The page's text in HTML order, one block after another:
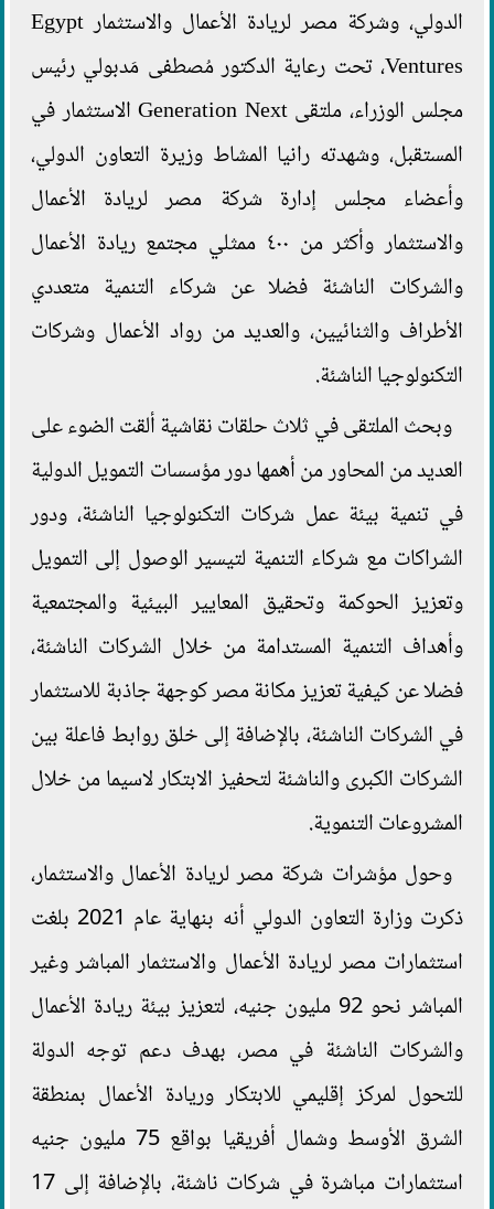
الدولي، وشركة مصر لريادة الأعمال والاستثمار Egypt
Ventures، تحت رعاية الدكتور مُصطفى مَدبولي رئيس
مجلس الوزراء، ملتقى Generation Next الاستثمار في
المستقبل، وشهدته رانيا المشاط وزيرة التعاون الدولي،
وأعضاء مجلس إدارة شركة مصر لريادة الأعمال
والاستثمار وأكثر من ٤٠٠ ممثلي مجتمع ريادة الأعمال
والشركات الناشئة فضلا عن شركاء التنمية متعددي
الأطراف والثنائيين، والعديد من رواد الأعمال وشركات
التكنولوجيا الناشئة.
وبحث الملتقى في ثلاث حلقات نقاشية ألقت الضوء على
العديد من المحاور من أهمها دور مؤسسات التمويل الدولية
في تنمية بيئة عمل شركات التكنولوجيا الناشئة، ودور
الشراكات مع شركاء التنمية لتيسير الوصول إلى التمويل
وتعزيز الحوكمة وتحقيق المعايير البيئية والمجتمعية
وأهداف التنمية المستدامة من خلال الشركات الناشئة،
فضلا عن كيفية تعزيز مكانة مصر كوجهة جاذبة للاستثمار
في الشركات الناشئة، بالإضافة إلى خلق روابط فاعلة بين
الشركات الكبرى والناشئة لتحفيز الابتكار لاسيما من خلال
المشروعات التنموية.
وحول مؤشرات شركة مصر لريادة الأعمال والاستثمار،
ذكرت وزارة التعاون الدولي أنه بنهاية عام 2021 بلغت
استثمارات مصر لريادة الأعمال والاستثمار المباشر وغير
المباشر نحو 92 مليون جنيه، لتعزيز بيئة ريادة الأعمال
والشركات الناشئة في مصر، بهدف دعم توجه الدولة
للتحول لمركز إقليمي للابتكار وريادة الأعمال بمنطقة
الشرق الأوسط وشمال أفريقيا بواقع 75 مليون جنيه
استثمارات مباشرة في شركات ناشئة، بالإضافة إلى 17